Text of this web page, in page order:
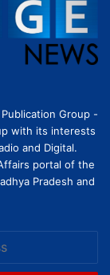
Group -
with its interests
and Digital.
portal of the
Pradesh and